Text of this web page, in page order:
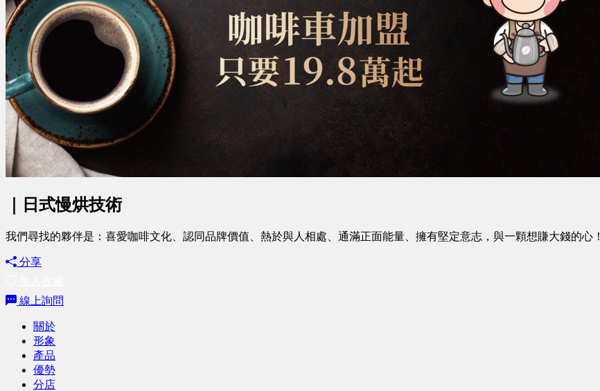
｜日式慢烘技術
我們尋找的夥伴是：喜愛咖啡文化、認同品牌價值、熱於與人相處、通滿正面能量、擁有堅定意志，與一顆想賺大錢的心！
分享
線上詢問
關於
形象
產品
優勢
分店